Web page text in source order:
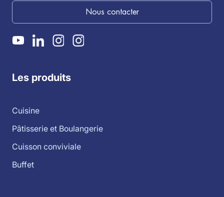
Nous contacter
Les produits
Cuisine
Pâtisserie et Boulangerie
Cuisson conviviale
Buffet